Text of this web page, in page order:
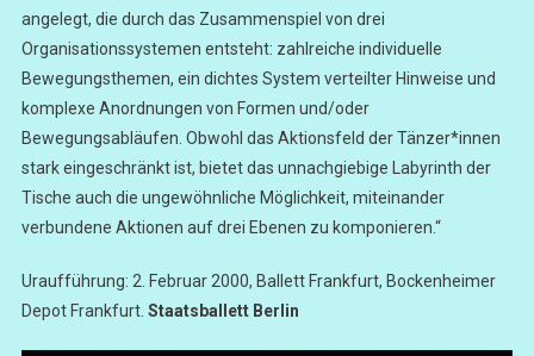
angelegt, die durch das Zusammenspiel von drei
Organisationssystemen entsteht: zahlreiche individuelle
Bewegungsthemen, ein dichtes System verteilter Hinweise und
komplexe Anordnungen von Formen und/oder
Bewegungsabläufen. Obwohl das Aktionsfeld der Tänzer*innen
stark eingeschränkt ist, bietet das unnachgiebige Labyrinth der
Tische auch die ungewöhnliche Möglichkeit, miteinander
verbundene Aktionen auf drei Ebenen zu komponieren.“
Uraufführung: 2. Februar 2000, Ballett Frankfurt, Bockenheimer
Depot Frankfurt. Staatsballett Berlin